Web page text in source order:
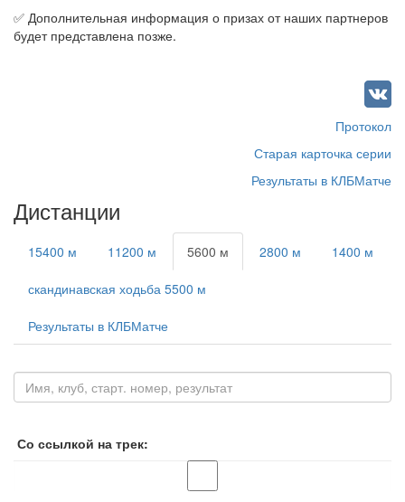
✅ Дополнительная информация о призах от наших партнеров
будет представлена позже.
Протокол
Старая карточка серии
Результаты в КЛБМатче
Дистанции
15400 м 11200 м 5600 м 2800 м 1400 м
скандинавская ходьба 5500 м
Результаты в КЛБМатче
Со ссылкой на трек: